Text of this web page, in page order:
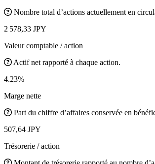
Nombre total d’actions actuellement en
2 578,33 JPY
Valeur comptable / action
Actif net rapporté à chaque action.
4.23%
Marge nette
Part du chiffre d’affaires conservée en
507,64 JPY
Trésorerie / action